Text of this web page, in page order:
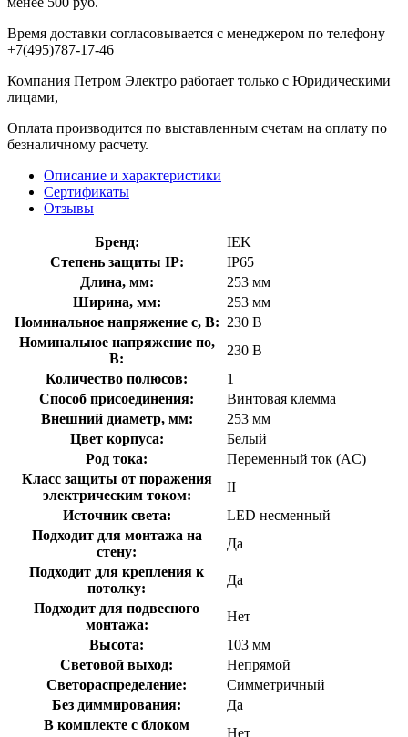
Время доставки согласовывается с менеджером по телефону
+7(495)787-17-46
Компания Петром Электро работает только с Юридическими
лицами,
Оплата производится по выставленным счетам на оплату по
безналичному расчету.
Описание и характеристики
Сертификаты
Отзывы
Бренд:
IEK
Степень защиты IP:
IP65
Длина, мм:
253 мм
Ширина, мм:
253 мм
Номинальное напряжение с, В: 230 В
Номинальное напряжение по,
В:
230 В
Количество полюсов:
1
Способ присоединения:
Винтовая клемма
Внешний диаметр, мм:
253 мм
Цвет корпуса:
Белый
Род тока:
Переменный ток (AC)
Класс защиты от поражения
электрическим током:
II
Источник света:
LED несменный
Подходит для монтажа на
стену:
Да
Подходит для крепления к
потолку:
Да
Подходит для подвесного
монтажа:
Нет
Высота:
103 мм
Световой выход:
Непрямой
Светораспределение:
Симметричный
Без диммирования:
Да
В комплекте с блоком
Нет